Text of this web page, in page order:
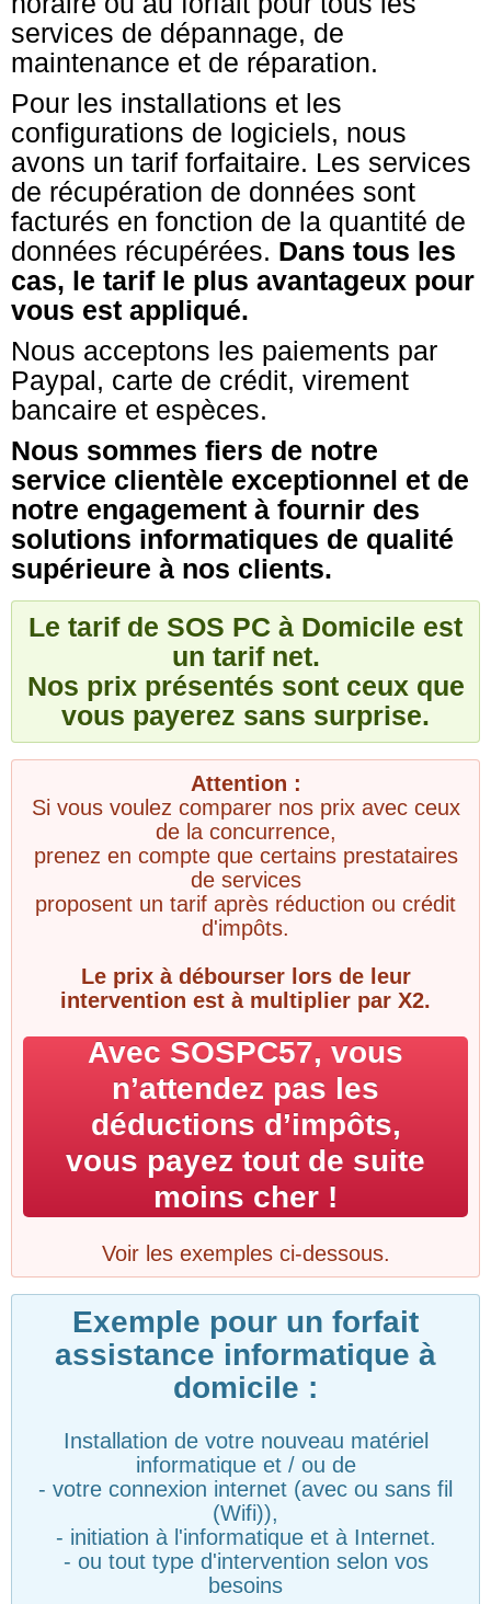
services de dépannage, de
maintenance et de réparation.
Pour les installations et les
configurations de logiciels, nous
avons un tarif forfaitaire. Les services
de récupération de données sont
facturés en fonction de la quantité de
données récupérées. Dans tous les
cas, le tarif le plus avantageux pour
vous est appliqué.
Nous acceptons les paiements par
Paypal, carte de crédit, virement
bancaire et espèces.
Nous sommes fiers de notre
service clientèle exceptionnel et de
notre engagement à fournir des
solutions informatiques de qualité
supérieure à nos clients.
Le tarif de SOS PC à Domicile est
un tarif net.
Nos prix présentés sont ceux que
vous payerez sans surprise.
Attention :
Si vous voulez comparer nos prix avec ceux
de la concurrence,
prenez en compte que certains prestataires
de services
proposent un tarif après réduction ou crédit
d'impôts.
Le prix à débourser lors de leur
intervention est à multiplier par X2.
Avec SOSPC57, vous
n’attendez pas les
déductions d’impôts,
vous payez tout de suite
moins cher !
Voir les exemples ci-dessous.
Exemple pour un forfait
assistance informatique à
domicile :
Installation de votre nouveau matériel
informatique et / ou de
- votre connexion internet (avec ou sans fil
(Wifi)),
- initiation à l'informatique et à Internet.
- ou tout type d'intervention selon vos
besoins